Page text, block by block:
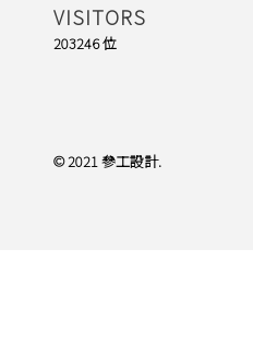
VISITORS
203246 位
© 2021 參工設計.